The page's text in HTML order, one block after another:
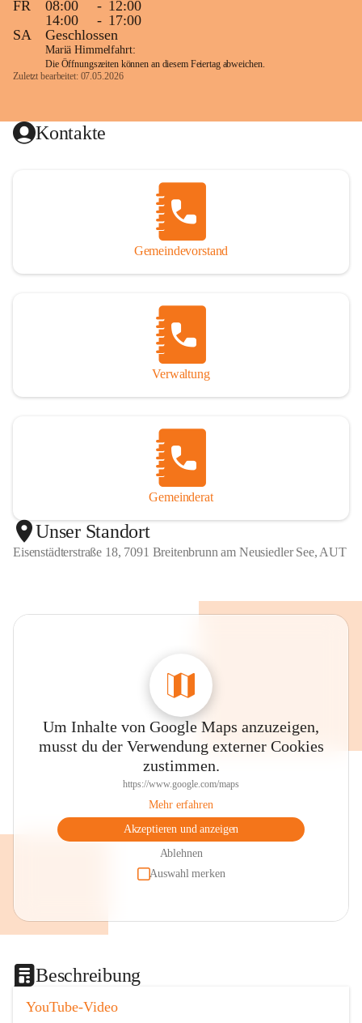
FR
08:00 - 12:00
14:00
- 17:00
SA
Geschlossen
Mariä Himmelfahrt:
Die Öffnungszeiten können an diesem Feiertag abweichen.
Zuletzt bearbeitet: 07.05.2026
Kontakte
Gemeindevorstand
Verwaltung
Gemeinderat
Unser Standort
Eisenstädterstraße 18, 7091 Breitenbrunn am Neusiedler See, AUT
Um Inhalte von Google Maps anzuzeigen,
musst du der Verwendung externer Cookies
zustimmen.
https://www.google.com/maps
Mehr erfahren
Akzeptieren und anzeigen
Ablehnen
Auswahl merken
Beschreibung
YouTube-Video